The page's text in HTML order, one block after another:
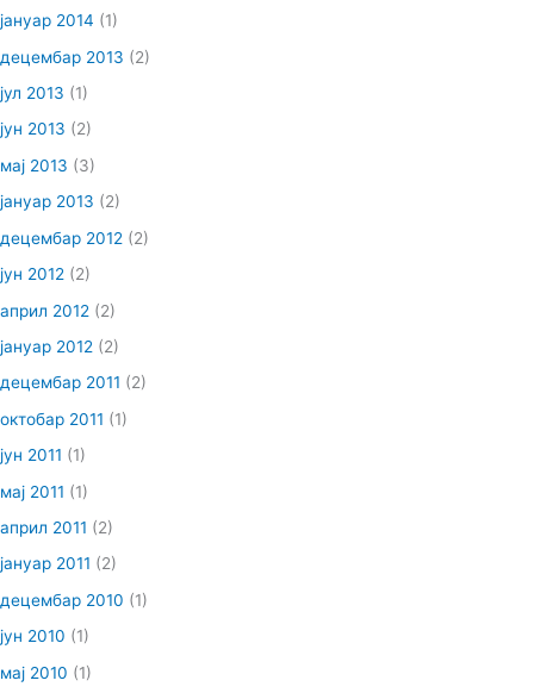
јануар 2014 (1)
децембар 2013 (2)
јул 2013 (1)
јун 2013 (2)
мај 2013 (3)
јануар 2013 (2)
децембар 2012 (2)
јун 2012 (2)
април 2012 (2)
јануар 2012 (2)
децембар 2011 (2)
октобар 2011 (1)
јун 2011 (1)
мај 2011 (1)
април 2011 (2)
јануар 2011 (2)
децембар 2010 (1)
јун 2010 (1)
мај 2010 (1)